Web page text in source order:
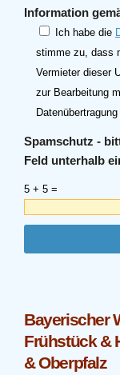
Information
Ich habe die
stimme zu, dass
Vermieter dieser
zur Bearbeitung
Spamschutz -
Feld unterhalb
5 + 5 =
Bayerischer
Frühstück &
& Oberpfalz